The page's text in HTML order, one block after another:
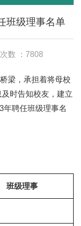
班级理事名单
数 ：7808
梁，承担着将母校
时告知校友，建立
年聘任班级理事名
班级理事